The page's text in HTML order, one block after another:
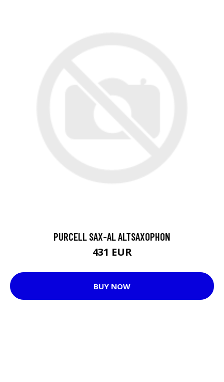
PURCELL SAX-AL ALTSAXOPHON
431 EUR
BUY NOW